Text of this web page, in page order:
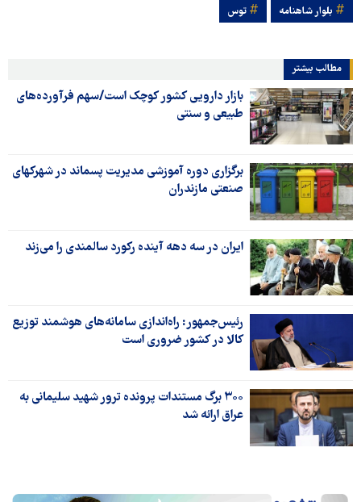
بلوار شاهنامه توس
مطالب بیشتر
بازار دارویی کشور کوچک است/سهم فرآورده‌های
طبیعی و سنتی
برگزاری دوره آموزشی مدیریت پسماند در شهرکهای
صنعتی مازندران
ایران در سه دهه آینده رکورد سالمندی را می‌زند
رئیس‌جمهور: راه‌اندازی سامانه‌های هوشمند توزیع
کالا در کشور ضروری است
۳۰۰ برگ مستندات پرونده ترور شهید سلیمانی به
عراق ارائه شد